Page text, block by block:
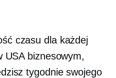
czasu dla każdej
USAbiznesowym,
tygodnie swojego